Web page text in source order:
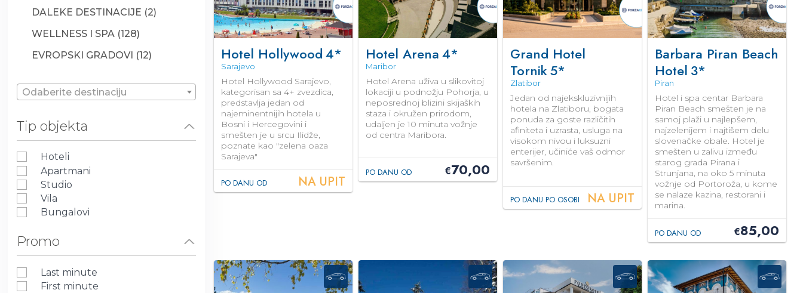
DALEKE DESTINACIJE (2)
WELLNESS I SPA (128)
EVROPSKI GRADOVI (12)
Odaberite destinaciju
Tip objekta
Hoteli
Apartmani
Studio
Vila
Bungalovi
Promo
Last minute
First minute
Hotel Hollywood4*
Sarajevo
Hotel Hollywood Sarajevo,
kategorisan sa 4+ zvezdica,
predstavlja jedan od
najeminentnijih hotela u
Bosni i Hercegovini i
smešten je u srcu Ilidže,
poznate kao "zelena oaza
Sarajeva"
PO DANU OD NA UPIT
Hotel Arena4*
Maribor
Hotel Arena uživa u slikovitoj
lokaciji u podnožju Pohorja, u
neposrednoj blizini skijaških
staza i okružen prirodom,
udaljen je 10 minuta vožnje
od centra Maribora.
PO DANU OD €70,00
Grand Hotel
Tornik5*
Zlatibor
Jedan od najekskluzivnijih
hotela na Zlatiboru, bogata
ponuda za goste različitih
afiniteta i uzrasta, usluga na
visokom nivou i luksuzni
enterijer, učiniće vaš odmor
savršenim.
PO DANU PO OSOBI NA UPIT
Barbara Piran Beach
Hotel 3*
Piran
Hotel i spa centar Barbara
Piran Beach smešten je na
samoj plaži u najlepšem,
najzelenijem i najtišem delu
slovenačke obale. Hotel je
smešten u zalivu između
starog grada Pirana i
Strunjana, na oko 5 minuta
vožnje od Portoroža, u kome
se nalaze kazina, restorani i
marina.
PO DANU OD €85,00